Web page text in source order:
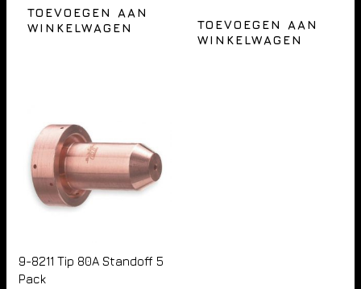
TOEVOEGEN AAN
WINKELWAGEN
TOEVOEGEN AAN
WINKELWAGEN
9-8211 Tip 80A Standoff 5
Pack